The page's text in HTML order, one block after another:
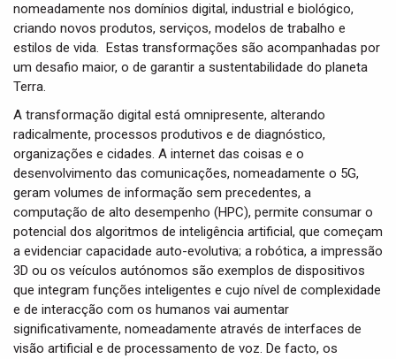
nomeadamente nos domínios digital, industrial e biológico,
criando novos produtos, serviços, modelos de trabalho e
estilos de vida. Estas transformações são acompanhadas por
um desafio maior, o de garantir a sustentabilidade do planeta
Terra.
A transformação digital está omnipresente, alterando
radicalmente, processos produtivos e de diagnóstico,
organizações e cidades. A internet das coisas e o
desenvolvimento das comunicações, nomeadamente o 5G,
geram volumes de informação sem precedentes, a
computação de alto desempenho (HPC), permite consumar o
potencial dos algoritmos de inteligência artificial, que começam
a evidenciar capacidade auto-evolutiva; a robótica, a impressão
3D ou os veículos autónomos são exemplos de dispositivos
que integram funções inteligentes e cujo nível de complexidade
e de interacção com os humanos vai aumentar
significativamente, nomeadamente através de interfaces de
visão artificial e de processamento de voz. De facto, os